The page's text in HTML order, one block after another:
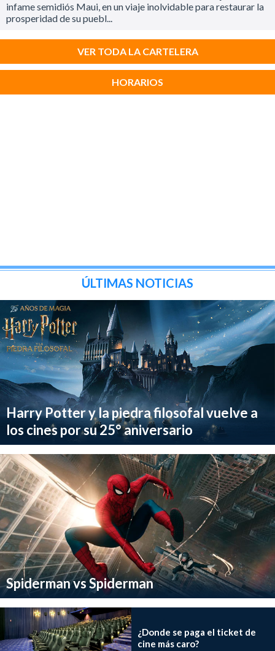
infame semidiós Maui, en un viaje inolvidable para restaurar la
prosperidad de su puebl...
VER TODA LA CARTELERA
HORARIOS
ÚLTIMAS NOTICIAS
Harry Potter y la piedra filosofal vuelve a
los cines por su 25° aniversario
Spiderman vs Spiderman
¿Donde se paga el ticket de
cine más caro?